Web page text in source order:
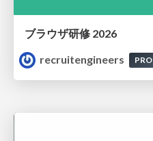
ブラウザ研修 2026
recruitengineers
PRO